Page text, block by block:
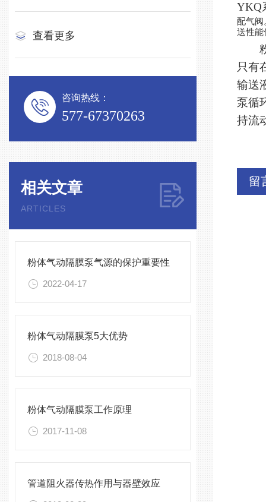
查看更多
咨询热线：
577-67370263
相关文章
ARTICLES
粉体气动隔膜泵气源的保护重要性
2022-04-17
粉体气动隔膜泵5大优势
2018-08-04
粉体气动隔膜泵工作原理
2017-11-08
管道阻火器传热作用与器壁效应
YKQ
配气阀
送性能
粉
只有
输送
泵循
持流
留